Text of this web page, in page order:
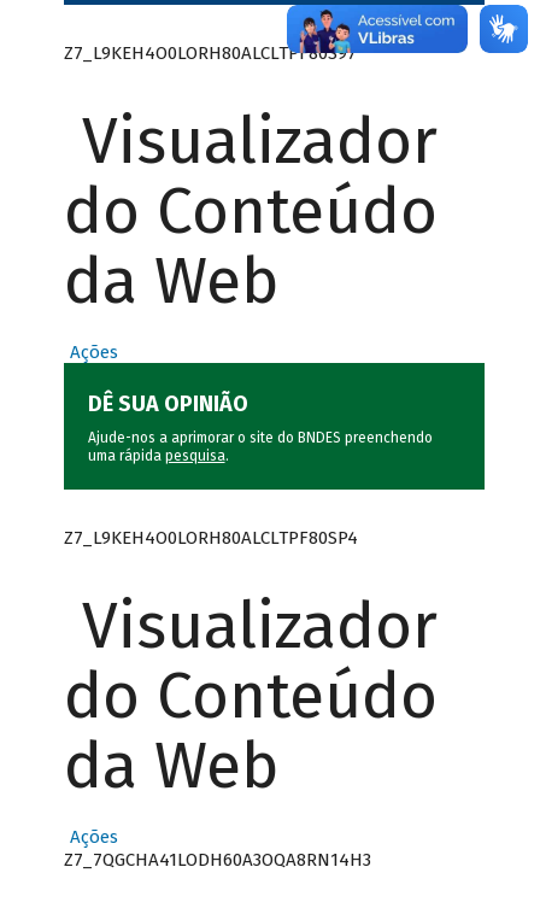
Z7_L9KEH4O0LORH80ALCLTPF80S97
Visualizador
do Conteúdo
da Web
Ações
DÊ SUA OPINIÃO
Ajude-nos a aprimorar o site do BNDES preenchendo
uma rápida pesquisa.
Z7_L9KEH4O0LORH80ALCLTPF80SP4
Visualizador
do Conteúdo
da Web
Ações
Z7_7QGCHA41LODH60A3OQA8RN14H3